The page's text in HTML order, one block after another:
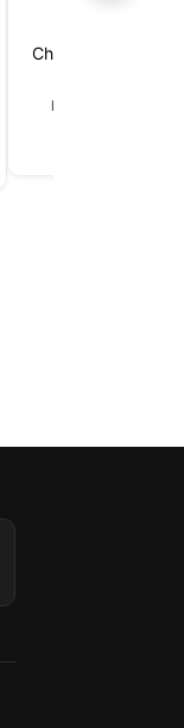
Chateau Lafitte
Producto agotado